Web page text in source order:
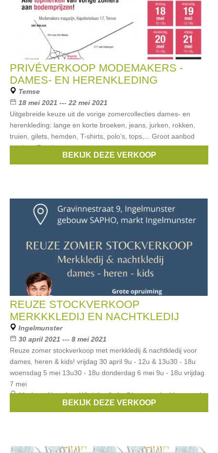
PRIVÉVERKOOP MODEMAKERS -
DAMES- EN HERENKLEDING
Temse
18 mei 2021 --- 22 mei 2021
Uitgebreide keuze uit de vorige zomercollecties dames- en
herenkleding: lange en korte broeken, jeans, jurken, rokken,
truien, gilets, hemden, T-shirts, polo’s, tops,... Groot aanbod
merken. Ronde
Guess,Only, Vero Moda,Street One
BEKIJK DEZE VERKOOP
REUZE STOCKVERKOOP
MERKKKLEDIJ EN NACHTKLEDIJ
Ingelmunster
30 april 2021 --- 8 mei 2021
Reuze zomer stockverkoop met merkkledij & nachtkledij voor
dames, heren & kids! vrijdag 30 april 9u - 12u & 13u30 - 18u
woensdag 5 mei 13u30 - 18u donderdag 6 mei 9u - 18u vrijdag
7 mei
Merken:Noppies,Wiplala,Only,Riverwoods,Vanguard,
BEKIJK DEZE VERKOOP